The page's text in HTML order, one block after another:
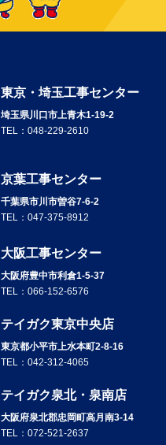
東京・埼玉工事センター
埼玉県川口市上青木1-19-2
TEL： 048-229-2610
京葉工事センター
千葉県市川市曽谷7-6-2
TEL： 047-375-8912
大阪工事センター
大阪府豊中市利倉1-5-37
TEL： 066-152-6576
テイガク東京中央店
東京都小平市上水本町2-8-16
TEL： 042-312-4065
テイガク泉北・泉南店
大阪府泉北郡忠岡町高月南3-14
TEL： 072-521-2637